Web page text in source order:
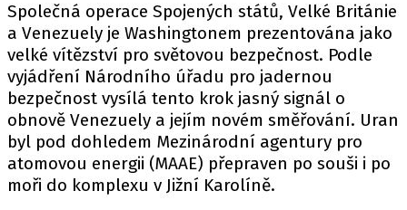
Společná operace Spojených států, Velké Británie
a Venezuely je Washingtonem prezentována jako
velké vítězství pro světovou bezpečnost. Podle
vyjádření Národního úřadu pro jadernou
bezpečnost vysílá tento krok jasný signál o
obnově Venezuely a jejím novém směřování. Uran
byl pod dohledem Mezinárodní agentury pro
atomovou energii (MAAE) přepraven po souši i po
moři do komplexu v Jižní Karolíně.